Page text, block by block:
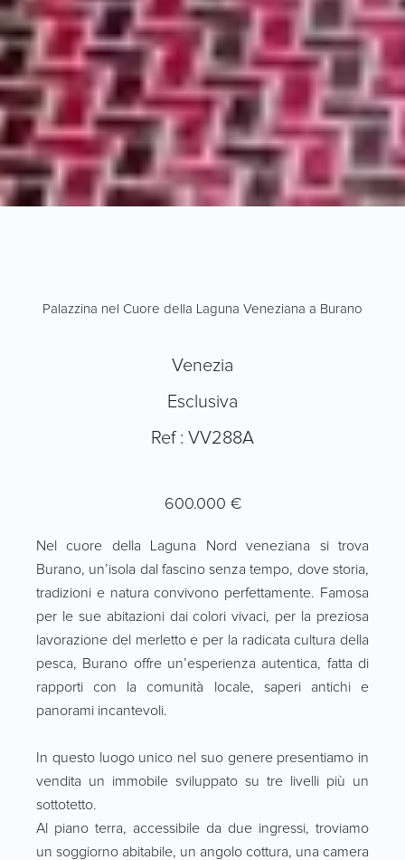
Palazzina nel Cuore della Laguna Veneziana a Burano
Venezia
Esclusiva
Ref : VV288A
600.000 €
Nel cuore della Laguna Nord veneziana si trova
Burano, un’isola dal fascino senza tempo, dove storia,
tradizioni e natura convivono perfettamente. Famosa
per le sue abitazioni dai colori vivaci, per la preziosa
lavorazione del merletto e per la radicata cultura della
pesca, Burano offre un’esperienza autentica, fatta di
rapporti con la comunità locale, saperi antichi e
panorami incantevoli.
In questo luogo unico nel suo genere presentiamo in
vendita un immobile sviluppato su tre livelli più un
sottotetto.
Al piano terra, accessibile da due ingressi, troviamo
un soggiorno abitabile, un angolo cottura, una camera